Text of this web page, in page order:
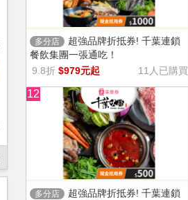
多分店
超強品牌折抵券! 千葉連鎖
餐飲集團一張通吃！
9.8折 $979元起 11人已購買
12
多分店
超強品牌折抵券! 千葉連鎖